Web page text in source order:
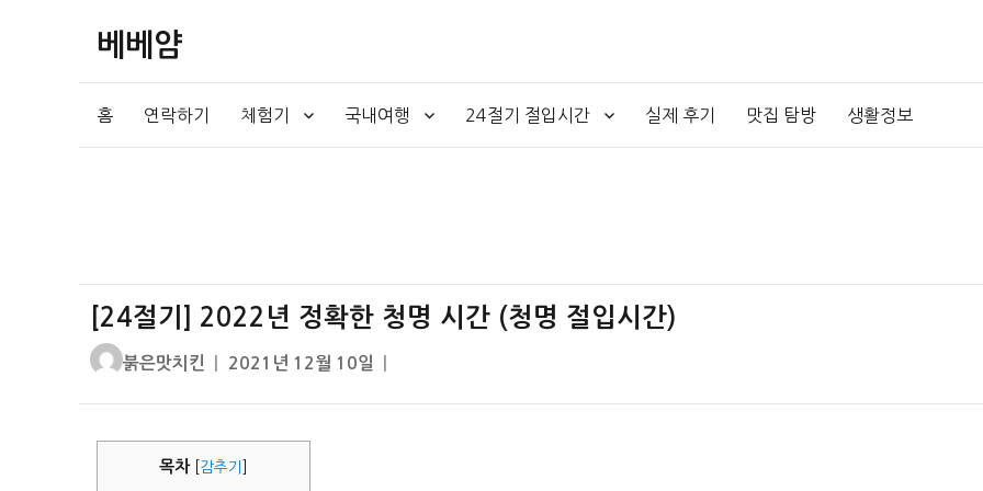
베베얌
홈 연락하기 체험기 국내여행 24절기 절입시간 실제 후기 맛집 탐방 생활정보
[24절기] 2022년 정확한 청명 시간 (청명 절입시간)
글
붉은맛치킨
작
자
2021년 12월 10일
목차 감추기